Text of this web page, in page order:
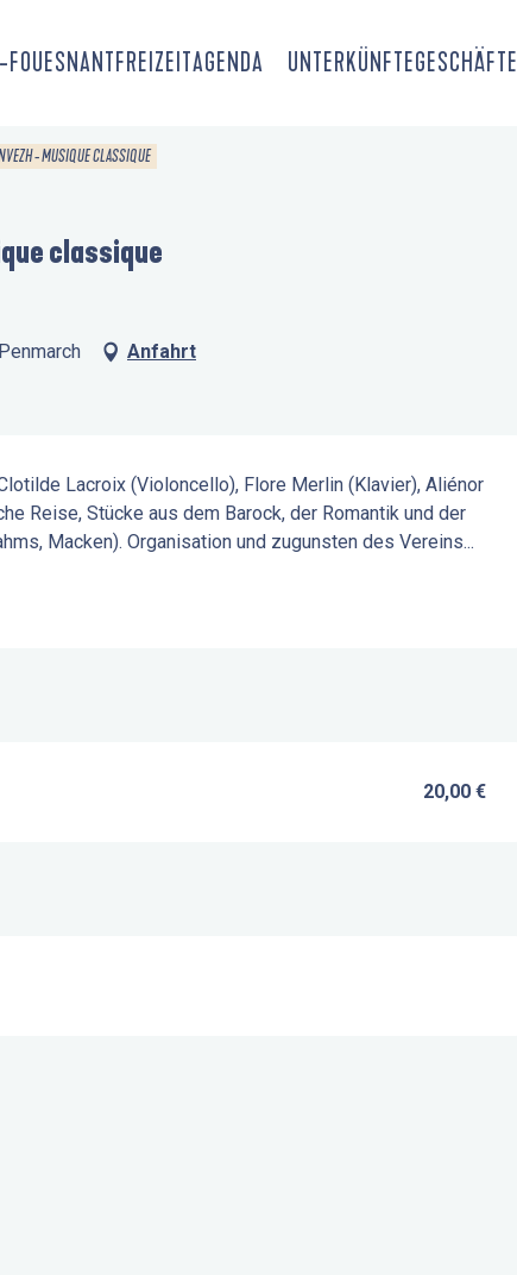
FREIZEITAGENDA UNTERKÜNFTEGESCHÄFTE
- MUSIQUE CLASSIQUE
classique
Anfahrt
Lacroix (Violoncello), Flore Merlin (Klavier), Aliénor
Reise, Stücke aus dem Barock, der Romantik und der
Macken). Organisation und zugunsten des Vereins...
20,00 €